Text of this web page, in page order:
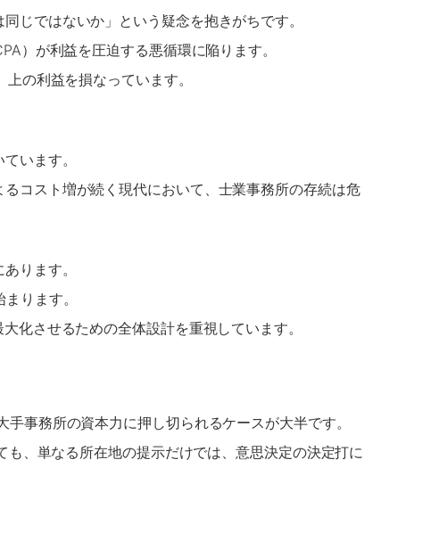
じではないか」という疑念を抱きがちです。
）が利益を圧迫する悪循環に陥ります。
の利益を損なっています。
います。
コスト増が続く現代において、士業事務所の存続は危
ります。
ります。
大化させるための全体設計を重視しています。
事務所の資本力に押し切られるケースが大半です。
も、単なる所在地の提示だけでは、意思決定の決定打に